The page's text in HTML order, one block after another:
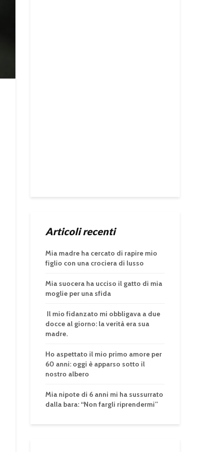
Articoli recenti
Mia madre ha cercato di rapire mio
figlio con una crociera di lusso
Mia suocera ha ucciso il gatto di mia
moglie per una sfida
Il mio fidanzato mi obbligava a due
docce al giorno: la verità era sua
madre.
Ho aspettato il mio primo amore per
60 anni: oggi è apparso sotto il
nostro albero
Mia nipote di 6 anni mi ha sussurrato
dalla bara: “Non fargli riprendermi”